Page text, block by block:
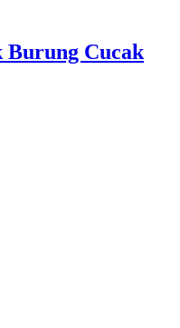
Burung Cucak